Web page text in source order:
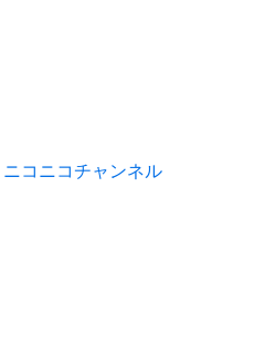
ニコニコチャンネル